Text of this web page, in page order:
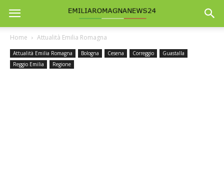
Home Attualità Emilia Romagna
Attualità Emilia Romagna Bologna Cesena Correggio
Guastalla
Reggio Emilia
Regione